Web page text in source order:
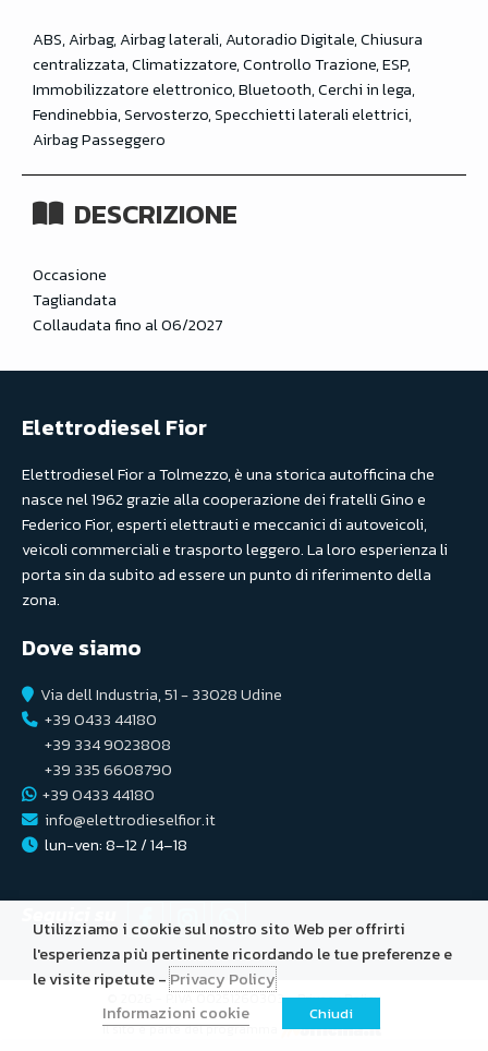
ABS, Airbag, Airbag laterali, Autoradio Digitale, Chiusura
centralizzata, Climatizzatore, Controllo Trazione, ESP,
Immobilizzatore elettronico, Bluetooth, Cerchi in lega,
Fendinebbia, Servosterzo, Specchietti laterali elettrici,
Airbag Passeggero
DESCRIZIONE
Occasione
Tagliandata
Collaudata fino al 06/2027
Elettrodiesel Fior
Elettrodiesel Fior a Tolmezzo, è una storica autofficina che
nasce nel 1962 grazie alla cooperazione dei fratelli Gino e
Federico Fior, esperti elettrauti e meccanici di autoveicoli,
veicoli commerciali e trasporto leggero. La loro esperienza li
porta sin da subito ad essere un punto di riferimento della
zona.
Dove siamo
Via dell Industria, 51 - 33028 Udine
+39 0433 44180
+39 334 9023808
+39 335 6608790
+39 0433 44180
info@elettrodieselfior.it
lun-ven: 8–12 / 14–18
© 2026 - P.IVA 00251260303 -Privacy Policy
Il sito è parte del programma
Utilizziamo i cookie sul nostro sito Web per offrirti
l'esperienza più pertinente ricordando le tue preferenze e
le visite ripetute -Privacy Policy
Informazioni cookie
Chiudi